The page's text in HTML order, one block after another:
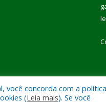
Mapa do Site
você concorda com a
(Leia mais). Se você